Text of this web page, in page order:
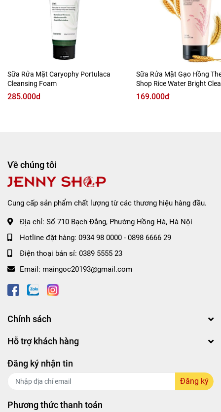
✔️ Da hỗn hợp thiên khô hoặc da khô mất nước.
✔️ Da nhạy cảm cần tìm sữa rửa mặt lành tính.
Sữa Rửa Mặt Caryophy Portulaca
Cleansing Foam
285.000d
Sữa Rửa Mặt Gạo Hồng
Shop Rice Water Bright
Foam
169.000đ
Về chúng tôi
Cung cấp sản phẩm chất lượng từ các thương hiệu hàng đầu.
Địa chỉ: Số 710 Bạch Đằng, Phường Hồng Hà, Hà Nội
Hotline đặt hàng: 0934 98 0000 - 0898 6666 29
Điện thoại bán sỉ: 0389 5555 23
Email: maingoc20193@gmail.com
Chính sách
Hỗ trợ khách hàng
Đăng ký nhận tin
Đăng ký
Phương thức thanh toán